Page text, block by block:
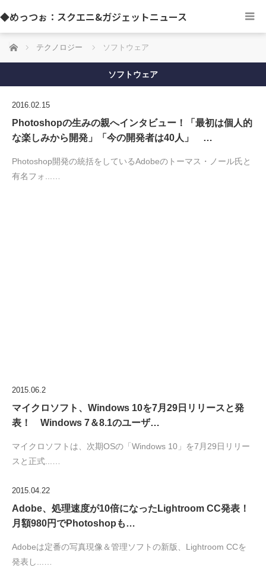
◆めっつぉ：スクエニ&ガジェットニュース
ホーム テクノロジー ソフトウェア
ソフトウェア
2016.02.15
Photoshopの生みの親へインタビュー！「最初は個人的
な楽しみから開発」「今の開発者は40人」 …
Photoshop開発の統括をしているAdobeのトーマス・ノール氏と
有名フォ...…
2015.06.2
マイクロソフト、Windows 10を7月29日リリースと発
表！ Windows 7＆8.1のユーザ…
マイクロソフトは、次期OSの「Windows 10」を7月29日リリー
スと正式...…
2015.04.22
Adobe、処理速度が10倍になったLightroom CC発表！
月額980円でPhotoshopも…
Adobeは定番の写真現像＆管理ソフトの新版、Lightroom CCを
発表し...…